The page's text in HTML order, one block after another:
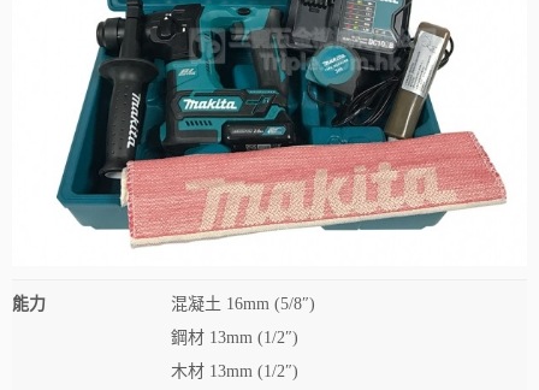
能力
混凝土 16mm (5/8″)
鋼材 13mm (1/2″)
木材 13mm (1/2″)